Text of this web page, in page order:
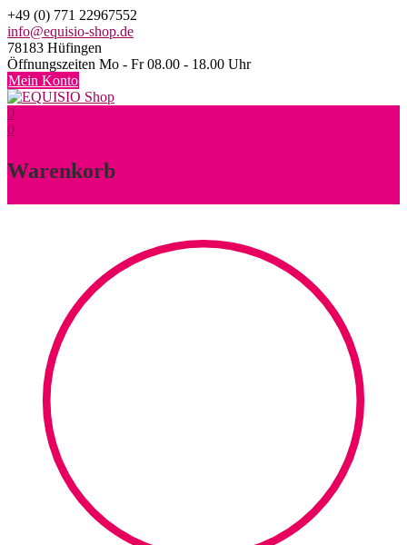
Skip
to
content
+49 (0) 771 22967552
info@equisio-shop.de
78183 Hüfingen
Öffnungszeiten Mo - Fr 08.00 - 18.00 Uhr
Mein Konto
0
0
Warenkorb